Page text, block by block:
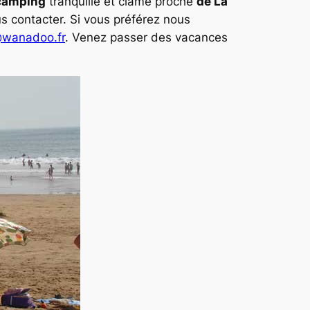
contacter. Si vous préférez nous
. Venez passer des vacances